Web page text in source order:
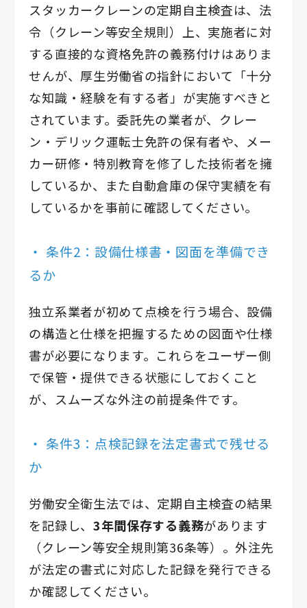
スタッカークレーンの定期自主検査は、法
令（クレーン等安全規則）上、実施者に対
する直接的な資格免許の義務付けはありま
せんが、厚生労働省の指針において「十分
な知識・経験を有する者」が実施すべきと
されています。委託先の業者が、クレー
ン・デリック運転士免許の保有者や、メー
カー研修・特別教育を修了した技術者を擁
しているか、また自動倉庫の保守実績を有
しているかを事前に確認してください。
条件2：設備仕様書・図面を準備でき
るか
独立系業者が初めて点検を行う場合、設備
の構造と仕様を把握するための図面や仕様
書が必要になります。これらをユーザー側
で保管・提供できる状態にしておくこと
が、スムーズな外注の前提条件です。
条件3：点検記録を法定書式で残せる
か
労働安全衛生法では、定期自主検査の結果
を記録し、 3年間保存する義務があります
（クレーン等安全規則第36条等）。外注先
が法定の書式に対応した記録を発行できる
か確認してください。